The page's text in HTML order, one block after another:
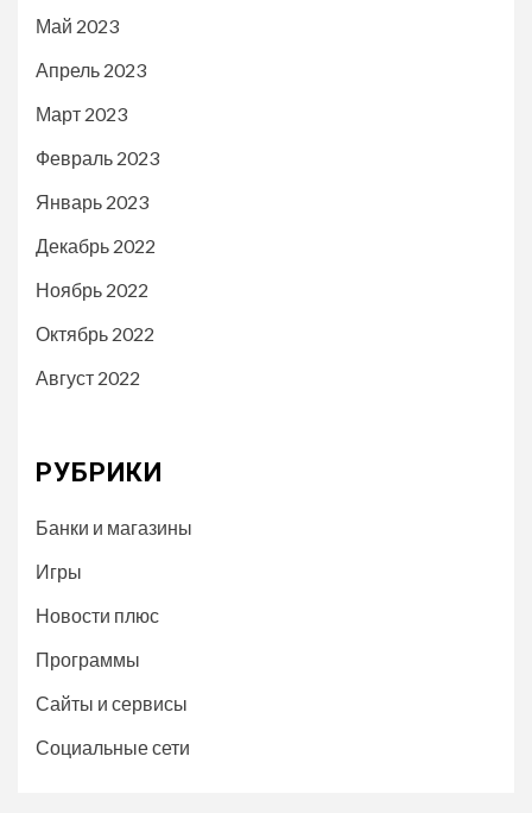
Май 2023
Апрель 2023
Март 2023
Февраль 2023
Январь 2023
Декабрь 2022
Ноябрь 2022
Октябрь 2022
Август 2022
РУБРИКИ
Банки и магазины
Игры
Новости плюс
Программы
Сайты и сервисы
Социальные сети